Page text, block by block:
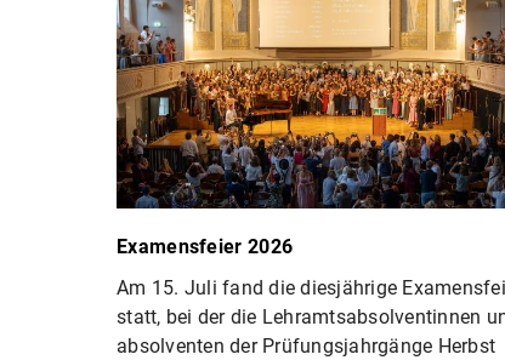
Examensfeier 2026
Am 15. Juli fand die diesjährige
statt, bei der die Lehramtsabsolventinnen
absolventen der Prüfungsjahrgänge Herbst